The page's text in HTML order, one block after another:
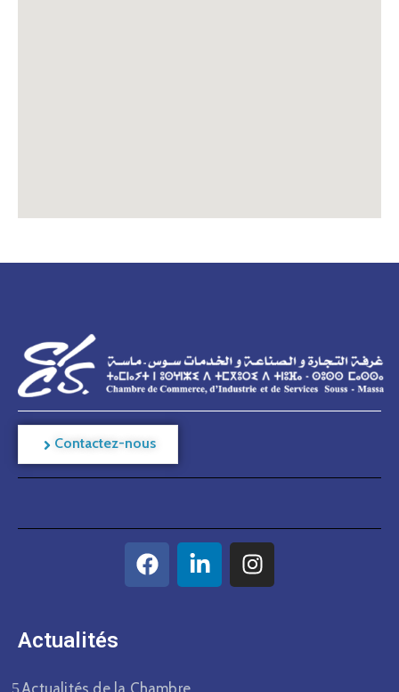
Contactez-nous
Actualités​
Actualités de la Chambre